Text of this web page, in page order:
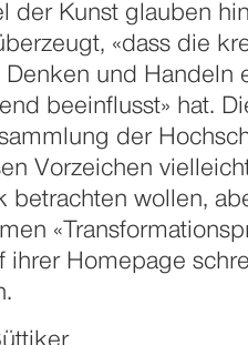
der Kunst glauben
«dass die
Denken und Handeln
beeinflusst» hat.
der
Vorzeichen
betrachten wollen,
ihrer Homepage